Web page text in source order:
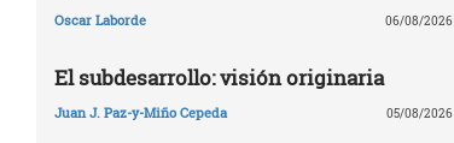
Oscar Laborde 06/08/2026
El subdesarrollo: visión originaria
Juan J. Paz-y-Miño Cepeda 05/08/2026